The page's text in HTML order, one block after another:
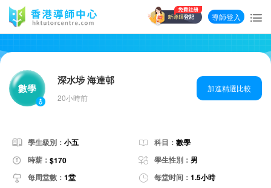
導師登入
數學
深水埗 海達邨
20小時前
加進精選比較
學生級別： 小五 科目： 數學
時薪： $170 學生性別： 男
每周堂數： 1堂 每堂时间： 1.5小時